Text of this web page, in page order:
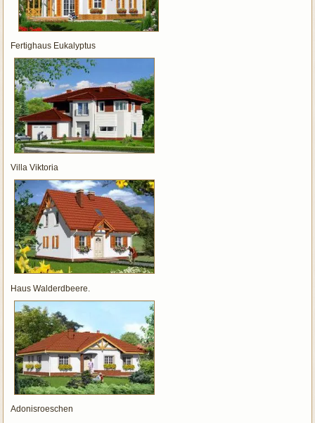
Fertighaus Eukalyptus
Villa Viktoria
Haus Walderdbeere.
Adonisroeschen